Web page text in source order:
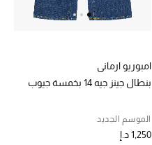
امبوريو ارماني
بنطال جينز جيه 14 بخمسة جيوب
الموسم الجديد
1,250 د.إ